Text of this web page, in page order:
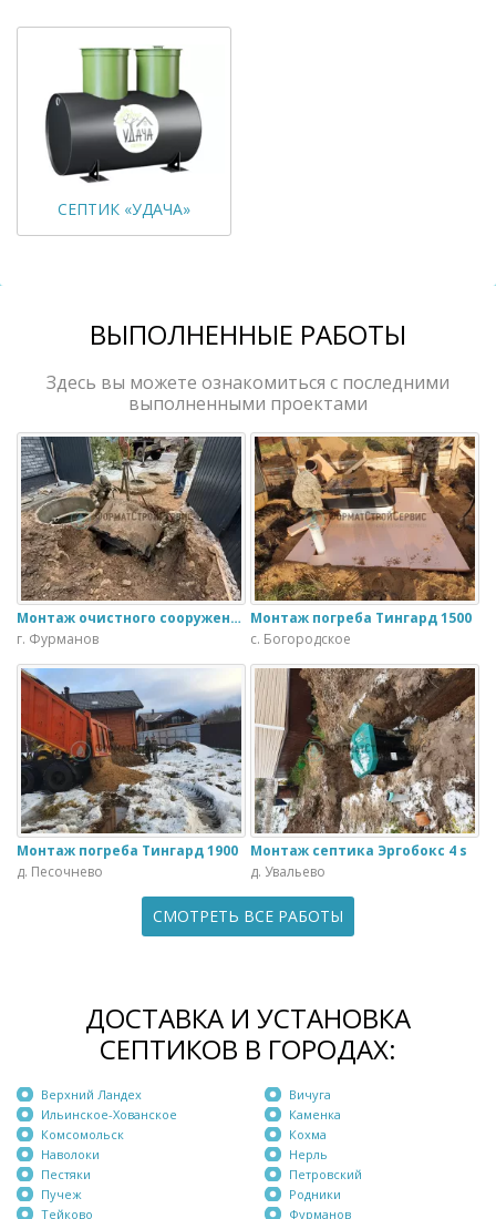
СЕПТИК «УДАЧА»
ВЫПОЛНЕННЫЕ РАБОТЫ
Здесь вы можете ознакомиться с последними
выполненными проектами
Монтаж очистного сооружения Тверь - 1.1ПН в загородном доме
г. Фурманов
Монтаж погреба Тингард 1500
с. Богородское
Монтаж погреба Тингард 1900
д. Песочнево
Монтаж септика Эргобокс 4 s
д. Увальево
СМОТРЕТЬ ВСЕ РАБОТЫ
ДОСТАВКА И УСТАНОВКА
СЕПТИКОВ В ГОРОДАХ:
Верхний Ландех
Ильинское-Хованское
Комсомольск
Наволоки
Пестяки
Пучеж
Тейково
Вичуга
Каменка
Кохма
Нерль
Петровский
Родники
Фурманов